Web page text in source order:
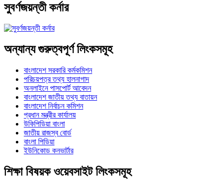
সুবর্ণজয়ন্তী কর্নার
অন্যান্য গুরুত্বপূর্ণ লিংকসমূহ
বাংলাদেশ সরকারি কর্মকমিশন
পরিচয়পত্র তথ্য হালনাগাদ
অনলাইনে পাসপোর্ট আবেদন
বাংলাদেশ জাতীয় তথ্য বাতায়ন
বাংলাদেশ নির্বাচন কমিশন
প্রধান মন্ত্রীর কার্যালয়
উকিপিডিয়া বাংলা
জাতীয় রাজস্ব বোর্ড
বাংলা পিডিয়া
ইউনিকোড কনভার্টার
শিক্ষা বিষয়ক ওয়েবসাইট লিংকসমূহ